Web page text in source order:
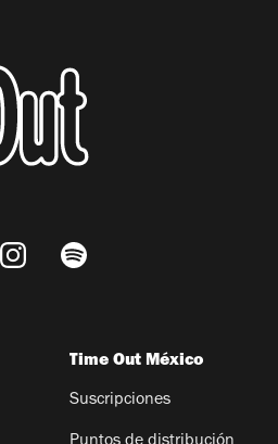
Time Out México
Suscripciones